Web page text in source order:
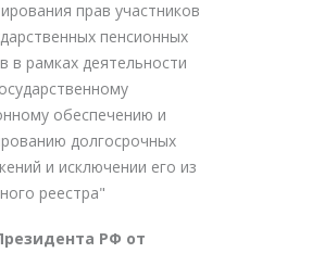
прав участников
пенсионных
в рамках деятельности
обеспечению и
долгосрочных
и исключении его из
реестра"
РФ от